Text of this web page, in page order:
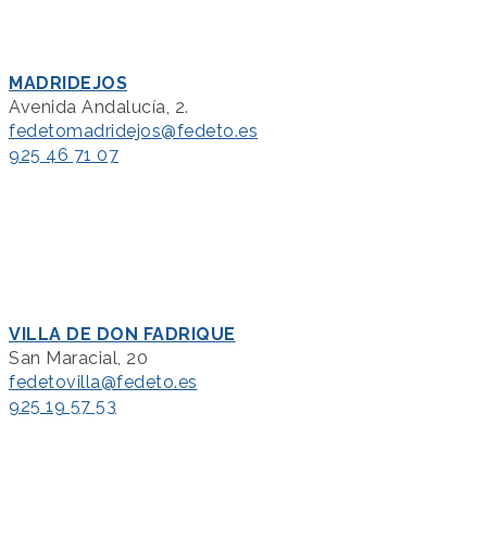
MADRIDEJOS
Avenida Andalucía, 2.
fedetomadridejos@fedeto.es
925 46 71 07
VILLA DE DON FADRIQUE
San Maracial, 20
fedetovilla@fedeto.es
925 19 57 53